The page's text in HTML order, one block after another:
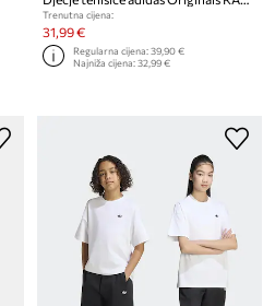
Trenutna cijena:
31,99 €
Regularna cijena:39,90 €
Najniža cijena:32,99 €